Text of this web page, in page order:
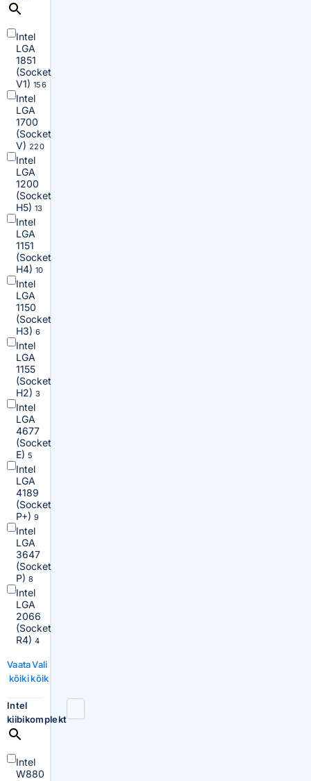
Intel
LGA
1851
(Socket
V1) 156
Intel
LGA
1700
(Socket
V) 220
Intel
LGA
1200
(Socket
H5) 13
Intel
LGA
1151
(Socket
H4) 10
Intel
LGA
1150
(Socket
H3) 6
Intel
LGA
1155
(Socket
H2) 3
Intel
LGA
4677
(Socket
E) 5
Intel
LGA
4189
(Socket
P+) 9
Intel
LGA
3647
(Socket
P) 8
Intel
LGA
2066
(Socket
R4) 4
Vaata
kõiki
Vali
kõik
Intel
kiibikomplekt
Intel
W880